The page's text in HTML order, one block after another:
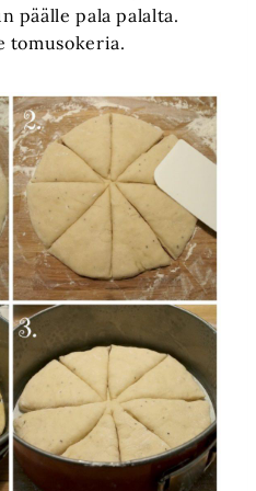
päälle pala palalta.
tomusokeria.